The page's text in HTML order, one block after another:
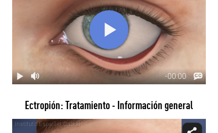
Ectropión: Tratamiento - Información general